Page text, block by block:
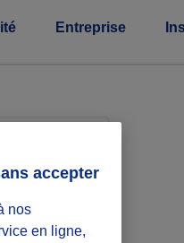
Entreprise
nos
en ligne,
accepter